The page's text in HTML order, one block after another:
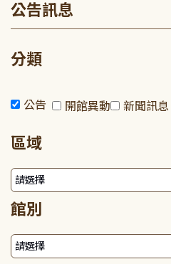
公告訊息
分類
公告 開館異動 新聞訊息
區域
館別